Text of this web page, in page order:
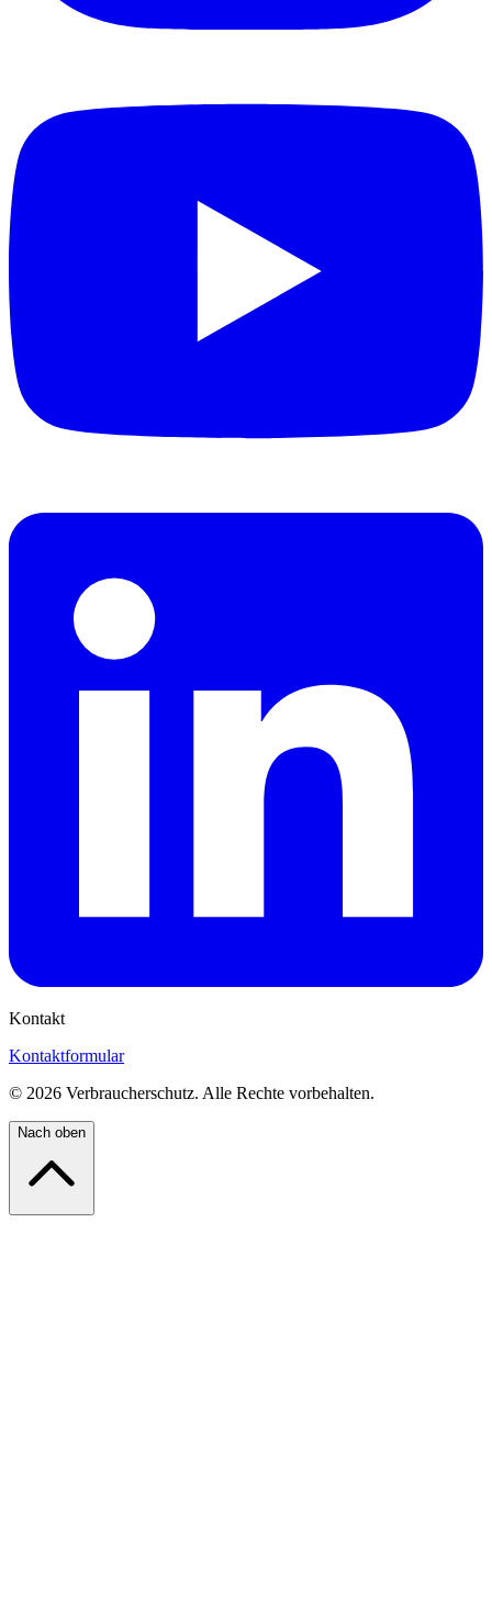
Kontakt
Kontaktformular
© 2026 Verbraucherschutz. Alle Rechte vorbehalten.
Nach oben